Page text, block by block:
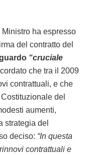
ha espresso
del contratto del
“cruciale
che tra il 2009
contrattuali, e che
del
aumenti,
strategia del
deciso: “In questa
contrattuali e